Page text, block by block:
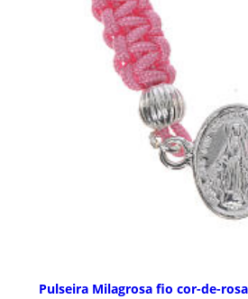
Pulseira Milagrosa fio cor-de-